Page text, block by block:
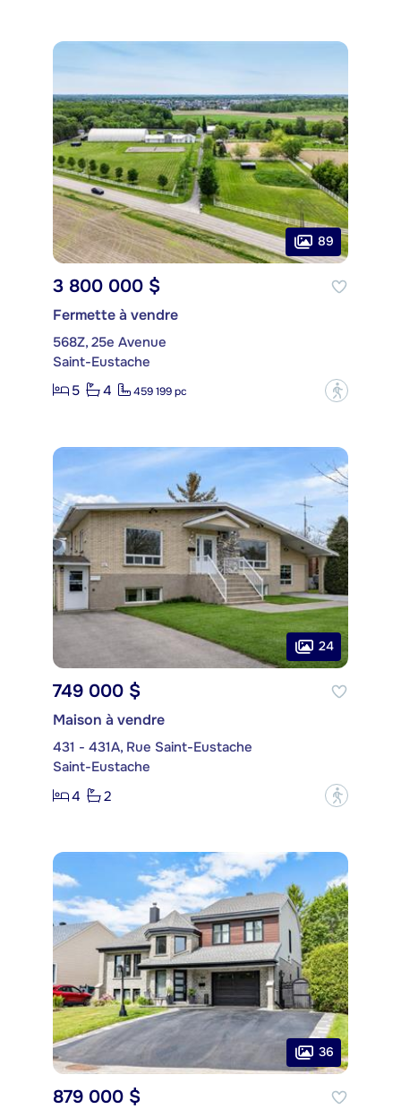
89
3 800 000 $
Fermette à vendre
568Z, 25e Avenue
Saint-Eustache
5
4 459 199 pc ?
24
749 000 $
Maison à vendre
431 - 431A, Rue Saint-Eustache
Saint-Eustache
4
2 ?
36
879 000 $